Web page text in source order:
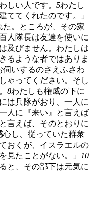
しい人です。 5わたし
ててくれたのです。」
。ところが、その家
人隊長は友達を使いに
及びません。わたしは
るような者ではありま
いするのさえふさわ
ゃってください。そし
8わたしも権威の下に
は兵隊がおり、一人に
人に『来い』と言えば
言えば、そのとおりに
心し、従っていた群衆
おくが、イスラエルの
見たことがない。」 10
と、その部下は元気に